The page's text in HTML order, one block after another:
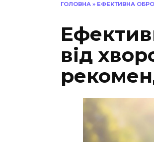
ГОЛОВНА » ЕФЕКТИВНА
від